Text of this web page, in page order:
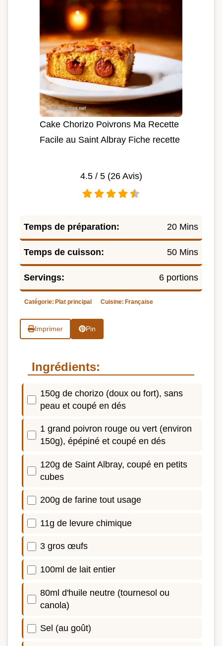
Cake Chorizo Poivrons Ma Recette
Facile au Saint Albray Fiche recette
4.5/ 5 (26Avis)
Temps de préparation: 20 Mins
Temps de cuisson: 50 Mins
Servings: 6 portions
Catégorie: Plat principal Cuisine: Française
Imprimer Pin
Ingrédients:
150g de chorizo (doux ou fort), sans
peau et coupé en dés
1 grand poivron rouge ou vert (environ
150g), épépiné et coupé en dés
120g de Saint Albray, coupé en petits
cubes
200g de farine tout usage
11g de levure chimique
3 gros œufs
100ml de lait entier
80ml d'huile neutre (tournesol ou
canola)
Sel (au goût)